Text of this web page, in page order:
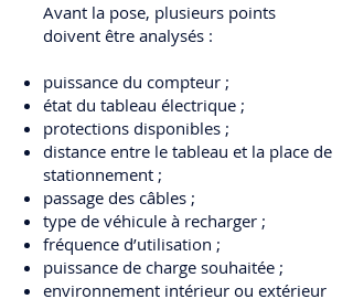
Avant la pose, plusieurs points
doivent être analysés :
puissance du compteur ;
état du tableau électrique ;
protections disponibles ;
distance entre le tableau et la place de
stationnement ;
passage des câbles ;
type de véhicule à recharger ;
fréquence d’utilisation ;
puissance de charge souhaitée ;
environnement intérieur ou extérieur